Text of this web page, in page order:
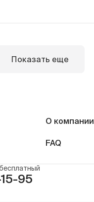
Показать еще
О компании
FAQ
95